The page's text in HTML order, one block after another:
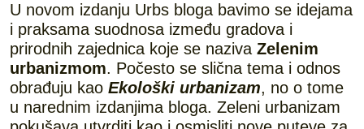
U novom izdanju Urbs bloga bavimo se idejama
i praksama suodnosa između gradova i
prirodnih zajednica koje se naziva Zelenim
urbanizmom. Počesto se slična tema i odnos
obrađuju kao Ekološki urbanizam, no o tome
u narednim izdanjima bloga. Zeleni urbanizam